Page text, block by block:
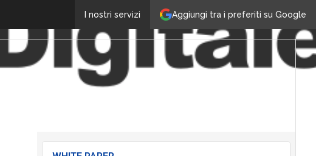
Aggiungi tra i preferiti su Google
I nostri servizi